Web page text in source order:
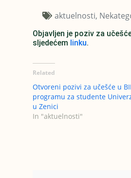
aktuelnosti
Objavljen je poziv za
sljedećem linku.
Related
Otvoreni pozivi za učešće u
programu za studente
u Zenici
In "aktuelnosti"